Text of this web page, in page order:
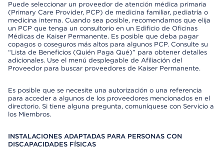
Puede seleccionar un proveedor de atención médica primaria
(Primary Care Provider, PCP) de medicina familiar, pediatría o
medicina interna. Cuando sea posible, recomendamos que elija
un PCP que tenga un consultorio en un Edificio de Oficinas
Médicas de Kaiser Permanente. Es posible que deba pagar
copagos o coseguros más altos para algunos PCP. Consulte su
“Lista de Beneficios (Quién Paga Qué)” para obtener detalles
adicionales. Use el menú desplegable de Afiliación del
Proveedor para buscar proveedores de Kaiser Permanente.
Es posible que se necesite una autorización o una referencia
para acceder a algunos de los proveedores mencionados en el
directorio. Si tiene alguna pregunta, comuníquese con Servicio a
los Miembros.
INSTALACIONES ADAPTADAS PARA PERSONAS CON
DISCAPACIDADES FÍSICAS